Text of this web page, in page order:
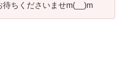
待ちくださいませm(__)m